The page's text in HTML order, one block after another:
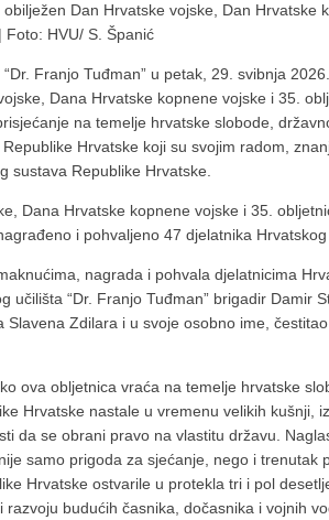
Dan Hrvatske vojske, Dan Hrvatske
HVU/ S. Španić
Franjo Tuđman” u petak, 29. svibnja
Dana Hrvatske kopnene vojske i 35.
na temelje hrvatske slobode,
Hrvatske koji su svojim radom,
sustava Republike Hrvatske.
Dana Hrvatske kopnene vojske i 35.
i pohvaljeno 47 djelatnika Hrvatskog
nagrada i pohvala djelatnicima
učilišta “Dr. Franjo Tuđman” brigadir Damir
Slavena Zdilara i u svoje osobno ime,
ova obljetnica vraća na temelje hrvatske
Hrvatske nastale u vremenu velikih kušnji,
da se obrani pravo na vlastitu državu.
samo prigoda za sjećanje, nego i trenutak
Hrvatske ostvarile u protekla tri i pol
budućih časnika, dočasnika i vojnih